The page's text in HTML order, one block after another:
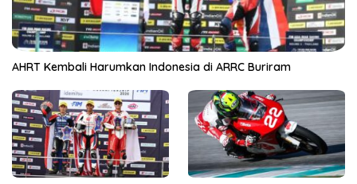
AHRT Kembali Harumkan Indonesia di ARRC Buriram